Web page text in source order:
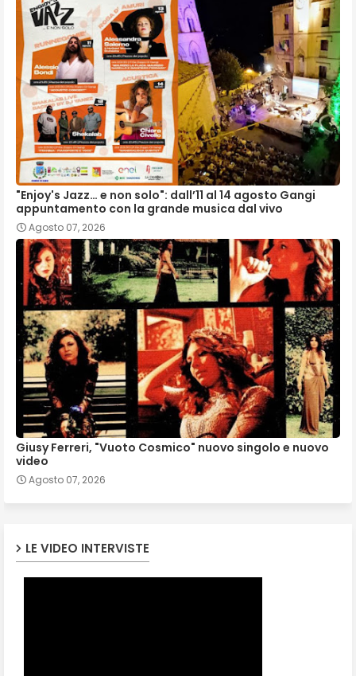
"Enjoy's Jazz… e non solo": dall’11 al 14 agosto Gangi
appuntamento con la grande musica dal vivo
Agosto 07, 2026
Giusy Ferreri, "Vuoto Cosmico" nuovo singolo e nuovo
video
Agosto 07, 2026
LE VIDEO INTERVISTE